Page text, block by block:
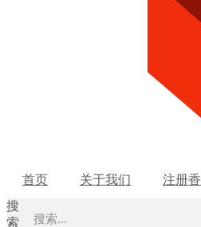
首页 关于我们 注册
搜
索